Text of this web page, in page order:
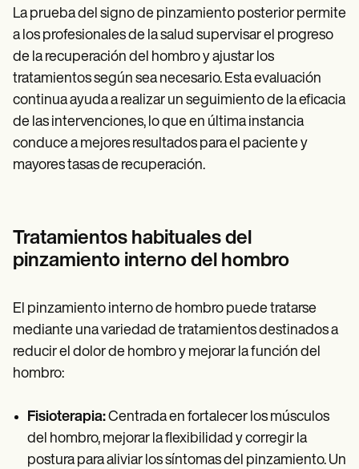
La prueba del signo de pinzamiento posterior permite
a los profesionales de la salud supervisar el progreso
de la recuperación del hombro y ajustar los
tratamientos según sea necesario. Esta evaluación
continua ayuda a realizar un seguimiento de la eficacia
de las intervenciones, lo que en última instancia
conduce a mejores resultados para el paciente y
mayores tasas de recuperación.
Tratamientos habituales del
pinzamiento interno del hombro
El pinzamiento interno de hombro puede tratarse
mediante una variedad de tratamientos destinados a
reducir el dolor de hombro y mejorar la función del
hombro:
Fisioterapia:Centrada en fortalecer los músculos
del hombro, mejorar la flexibilidad y corregir la
postura para aliviar los síntomas del pinzamiento. Un